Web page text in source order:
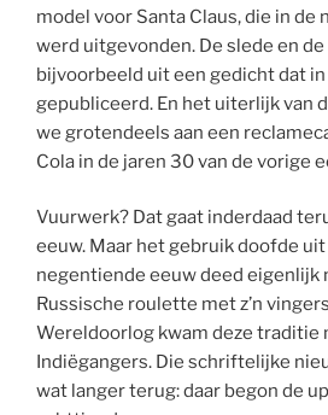
model voor Santa Claus, die in de
werd uitgevonden. De slede en
bijvoorbeeld uit een gedicht dat
gepubliceerd. En het uiterlijk van
we grotendeels aan een
Cola in de jaren 30 van de vorige
Vuurwerk? Dat gaat inderdaad
eeuw. Maar het gebruik doofde uit
negentiende eeuw deed eigenlijk
Russische roulette met z’n
Wereldoorlog kwam deze traditie
Indiëgangers. Die schriftelijke
wat langer terug: daar begon de